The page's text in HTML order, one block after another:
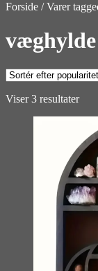
Forside /Varer
væghylde
Viser 3 resultater